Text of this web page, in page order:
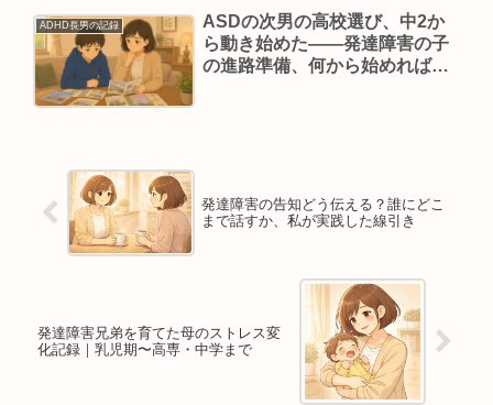
ADHD長男の記録
ASDの次男の高校選び、中2か
ら動き始めた——発達障害の子
の進路準備、何から始めればい
発達障害の告知どう伝える？誰にどこ
まで話すか、私が実践した線引き
発達障害兄弟を育てた母のストレス変
化記録｜乳児期〜高専・中学まで